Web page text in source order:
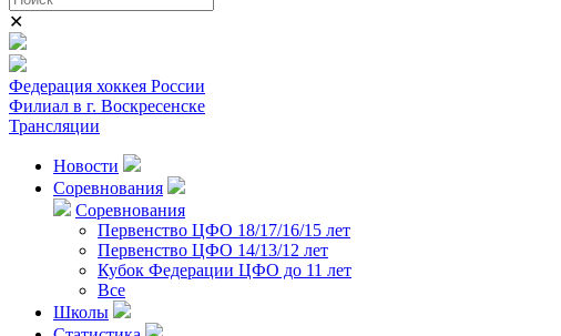
✕
Федерация хоккея России
Филиал в г. Воскресенске
Трансляции
Новости
Соревнования
Соревнования
Первенство ЦФО 18/17/16/15 лет
Первенство ЦФО 14/13/12 лет
Кубок Федерации ЦФО до 11 лет
Все
Школы